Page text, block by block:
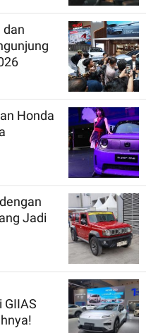
dan
Honda
Jadi
GIIAS